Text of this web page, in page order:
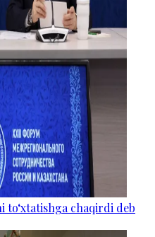
to‘xtatishga chaqirdi deb